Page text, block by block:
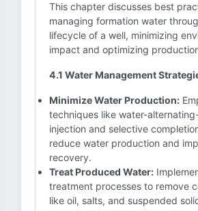
This chapter discusses best
managing formation water
lifecycle of a well, minimizing
impact and optimizing
4.1 Water Management
Minimize Water Production:
techniques like water-
injection and selective
reduce water production and
recovery.
Treat Produced Water:
treatment processes to remove
like oil, salts, and suspended